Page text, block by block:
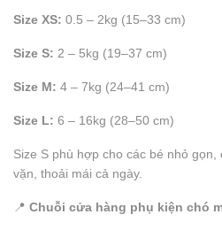
Size XS: 0.5 – 2kg (15–33 cm)
Size S: 2 – 5kg (19–37 cm)
Size M: 4 – 7kg (24–41 cm)
Size L: 6 – 16kg (28–50 cm)
Size S phù hợp cho các bé nhỏ
vặn, thoải mái cả ngày.
📍 Chuỗi cửa hàng phụ kiện chó